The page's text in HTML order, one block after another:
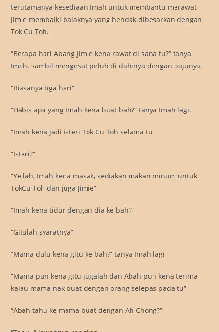
terutamanya kesediaan Imah untuk membantu merawat
Jimie membaiki balaknya yang hendak dibesarkan dengan
Tok Cu Toh.
“Berapa hari Abang Jimie kena rawat di sana tu?” tanya
Imah. sambil mengesat peluh di dahinya dengan bajunya.
“Biasanya tiga hari”
“Habis apa yang Imah kena buat bah?” tanya Imah lagi.
“Imah kena jadi isteri Tok Cu Toh selama tu”
“Isteri?”
“Ye lah, Imah kena masak, sediakan makan minum untuk
TokCu Toh dan juga Jimie”
“Imah kena tidur dengan dia ke bah?”
“Gitulah syaratnya”
“Mama dulu kena gitu ke bah?” tanya Imah lagi
“Mama pun kena gitu jugalah dan Abah pun kena terima
kalau mama nak buat dengan orang selepas pada tu”
“Abah tahu ke mama buat dengan Ah Chong?”